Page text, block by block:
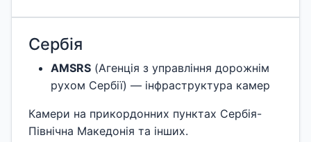
Сербія
AMSRS (Агенція з управління дорожнім
рухом Сербії) — інфраструктура камер
Камери на прикордонних пунктах Сербія-
Північна Македонія та інших.